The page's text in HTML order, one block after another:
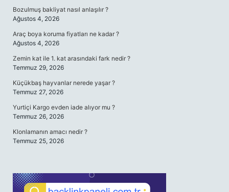
Bozulmuş bakliyat nasıl anlaşılır ?
Ağustos 4, 2026
Araç boya koruma fiyatları ne kadar ?
Ağustos 4, 2026
Zemin kat ile 1. kat arasındaki fark nedir ?
Temmuz 29, 2026
Küçükbaş hayvanlar nerede yaşar ?
Temmuz 27, 2026
Yurtiçi Kargo evden iade alıyor mu ?
Temmuz 26, 2026
Klonlamanın amacı nedir ?
Temmuz 25, 2026